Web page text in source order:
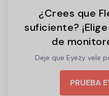
¿Crees que
suficiente?
de
Deje que Eyezy vele
PRUEBA